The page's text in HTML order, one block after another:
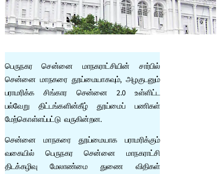
பெருநகர சென்னை மாநகராட்சியின் சார்பில்
சென்னை மாநகரை தூய்மையாகவும், அழகுடனும்
பராமரிக்க சிங்கார சென்னை 2.0 உள்ளிட்ட
பல்வேறு திட்டங்களின்கீழ் தூய்மைப் பணிகள்
மேற்கொள்ளப்பட்டு வருகின்றன.
சென்னை மாநகரை தூய்மையாக பராமரிக்கும்
வகையில் பெருநகர சென்னை மாநகராட்சி
திடக்கழிவு மேலாண்மை துணை விதிகள்